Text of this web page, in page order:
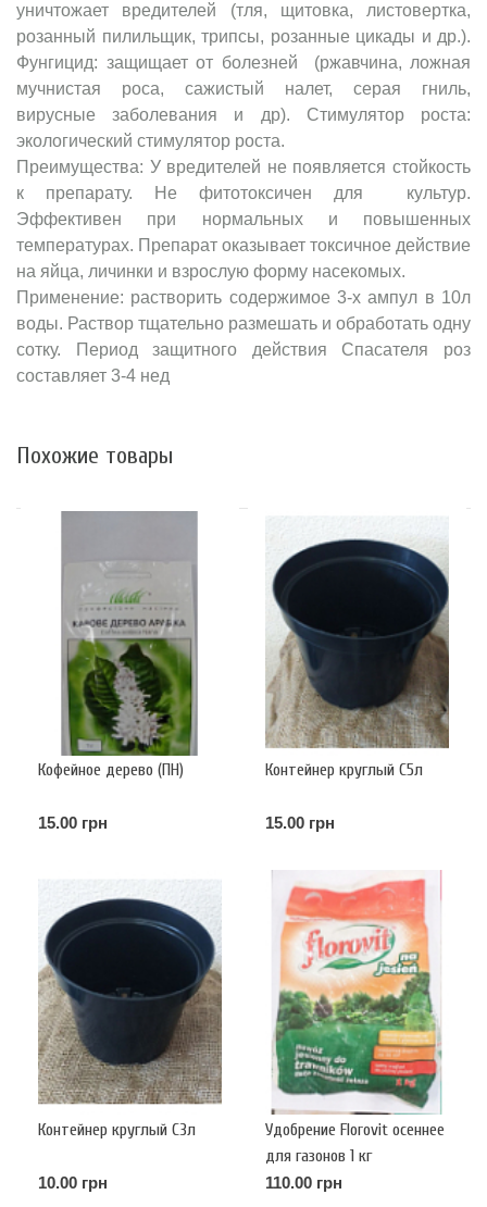
уничтожает вредителей (тля, щитовка, листовертка,
розанный пилильщик, трипсы, розанные цикады и др.).
Фунгицид: защищает от болезней (ржавчина, ложная
мучнистая роса, сажистый налет, серая гниль,
вирусные заболевания и др). Стимулятор роста:
экологический стимулятор роста.
Преимущества: У вредителей не появляется стойкость
к препарату. Не фитотоксичен для культур.
Эффективен при нормальных и повышенных
температурах. Препарат оказывает токсичное действие
на яйца, личинки и взрослую форму насекомых.
Применение: растворить содержимое 3-х ампул в 10л
воды. Раствор тщательно размешать и обработать одну
сотку. Период защитного действия Спасателя роз
составляет 3-4 нед
Похожие товары
Кофейное дерево (ПН)
15.00 грн
Контейнер круглый С5л
15.00 грн
Контейнер круглый С3л
10.00 грн
Удобрение Florovit осеннее
для газонов 1 кг
110.00 грн